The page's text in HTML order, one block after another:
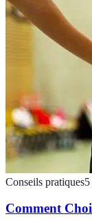
Conseils pratiques5
Comment